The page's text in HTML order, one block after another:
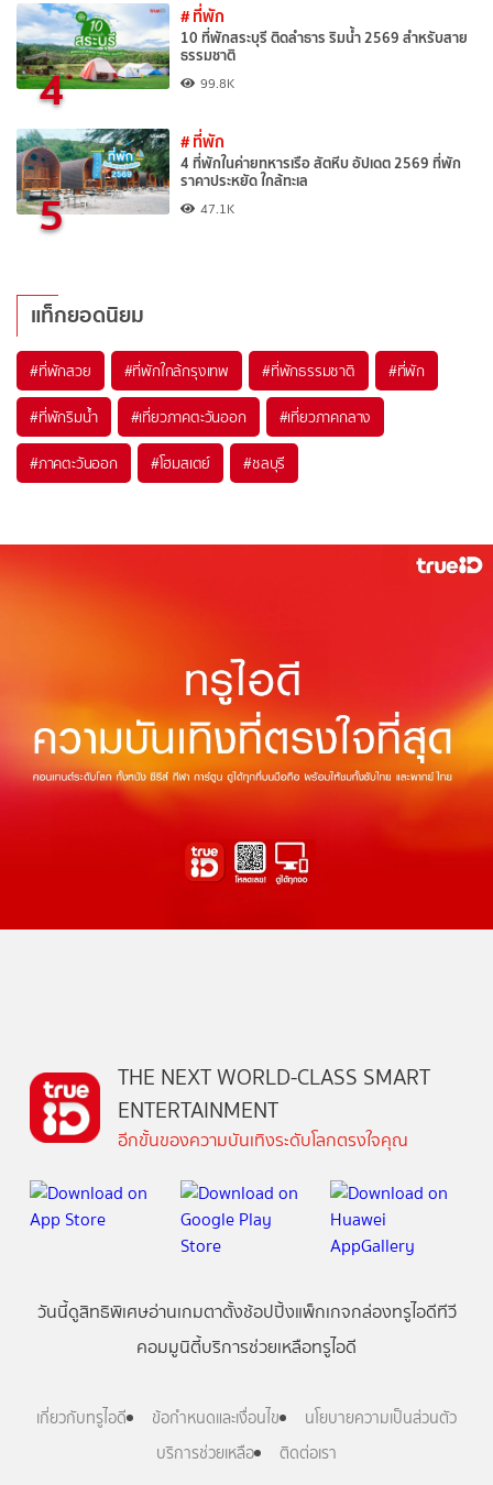
4
# ที่พัก
10 ที่พักสระบุรี ติดลำธาร ริมน้ำ 2569 สำหรับสาย
ธรรมชาติ
99.8K
5
# ที่พัก
4 ที่พักในค่ายทหารเรือ สัตหีบ อัปเดต 2569 ที่พัก
ราคาประหยัด ใกล้ทะเล
47.1K
แท็กยอดนิยม
#ที่พักสวย #ที่พักใกล้กรุงเทพ #ที่พักธรรมชาติ #ที่พัก
#ที่พักริมน้ำ #เที่ยวภาคตะวันออก #เที่ยวภาคกลาง
#ภาคตะวันออก #โฮมสเตย์ #ชลบุรี
THE NEXT WORLD-CLASS SMART
ENTERTAINMENT
อีกขั้นของความบันเทิงระดับโลกตรงใจคุณ
วันนี้ดูสิทธิพิเศษอ่านเกมตาตั้งช้อปปิ้งแพ็กเกจกล่องทรูไอดีทีวี
คอมมูนิตี้บริการช่วยเหลือทรูไอดี
เกี่ยวกับทรูไอดี ข้อกำหนดและเงื่อนไข
นโยบายความเป็นส่วนตัว
บริการช่วยเหลือ
ติดต่อเรา